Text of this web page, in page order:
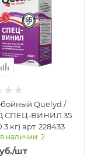
Quelyd /
СПЕЦ-ВИНИЛ 35
кг) арт. 228433
наличии: 2
/шт